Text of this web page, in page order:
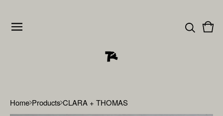
0
Home Products CLARA + THOMAS